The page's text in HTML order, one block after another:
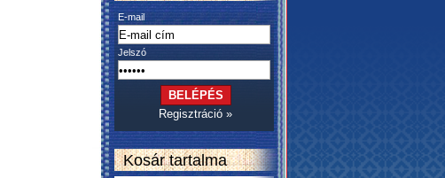
E-mail
Jelszó
Regisztráció »
Kosár tartalma